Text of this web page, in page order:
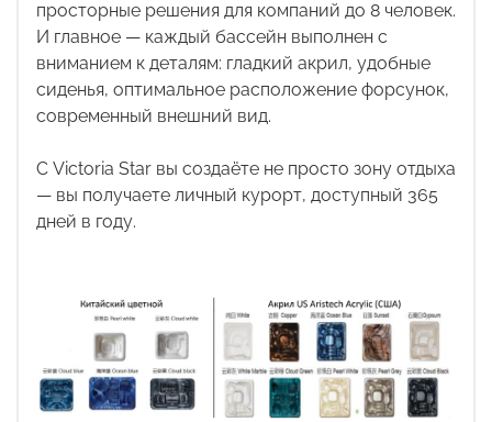
просторные решения для компаний до 8 человек.
И главное — каждый бассейн выполнен с
вниманием к деталям: гладкий акрил, удобные
сиденья, оптимальное расположение форсунок,
современный внешний вид.
С Victoria Star вы создаёте не просто зону отдыха
— вы получаете личный курорт, доступный 365
дней в году.